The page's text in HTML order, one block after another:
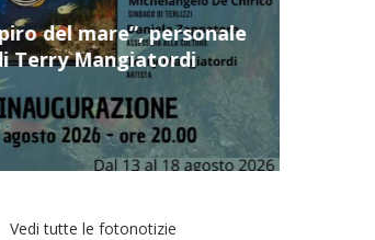
del mare”, personale
Terry Mangiatordi
Vedi tutte le fotonotizie